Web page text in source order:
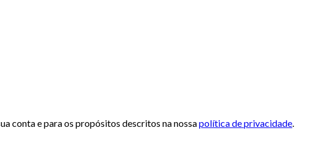
conta e para os propósitos descritos na nossapolítica de privacidade.